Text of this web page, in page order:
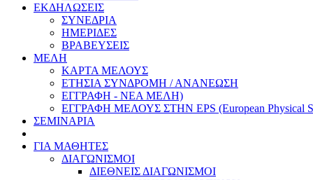
ΕΚΔΗΛΩΣΕΙΣ
ΣΥΝΕΔΡΙΑ
ΗΜΕΡΙΔΕΣ
ΒΡΑΒΕΥΣΕΙΣ
ΜΕΛΗ
ΚΑΡΤΑ ΜΕΛΟΥΣ
ΕΤΗΣΙΑ ΣΥΝΔΡΟΜΗ / ΑΝΑΝΕΩΣΗ
ΕΓΓΡΑΦΗ - ΝΕΑ ΜΕΛΗ)
ΕΓΓΡΑΦΗ ΜΕΛΟΥΣ ΣΤΗΝ EPS (European Physical
ΣΕΜΙΝΑΡΙΑ
ΓΙΑ ΜΑΘΗΤΕΣ
ΔΙΑΓΩΝΙΣΜΟΙ
ΔΙΕΘΝΕΙΣ ΔΙΑΓΩΝΙΣΜΟΙ